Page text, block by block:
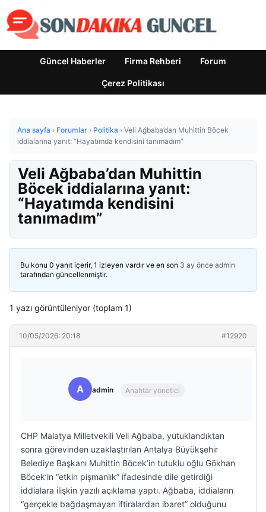
Güncel Haberler Firma Rehberi Forum
Çerez Politikası
Ana sayfa › Forumlar › Politika › Veli Ağbaba’dan Muhittin Böcek
iddialarına yanıt: “Hayatımda kendisini tanımadım”
Veli Ağbaba’dan Muhittin
Böcek iddialarına yanıt:
“Hayatımda kendisini
tanımadım”
Bu konu 0 yanıt içerir, 1 izleyen vardır ve en son 3 ay önce admin
tarafından güncellenmiştir.
1 yazı görüntüleniyor (toplam 1)
10/05/2026: 20:18 #12920
A admin Anahtar yönetici
CHP Malatya Milletvekili Veli Ağbaba, yutuklandıktan
sonra görevinden uzaklaştırılan Antalya Büyükşehir
Belediye Başkanı Muhittin Böcek’in tutuklu oğlu Gökhan
Böcek’in “etkin pişmanlık” ifadesinde dile getirdiği
iddialara ilişkin yazılı açıklama yaptı. Ağbaba, iddiaların
“gerçekle bağdaşmayan iftiralardan ibaret” olduğunu